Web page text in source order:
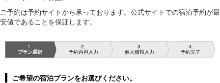
ご予約は予約サイトから承っております。公式サイトでの宿泊予約が最
安値であることを保証します。
1
プラン選択
2
予約内容入力
3
個人情報入力
4
予約完了
ご希望の宿泊プランをお選びください。